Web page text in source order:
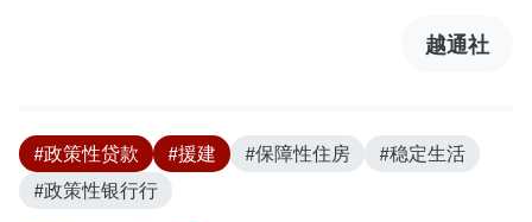
越通社
#政策性贷款 #援建 #保障性住房
#稳定生活
#政策性银行行